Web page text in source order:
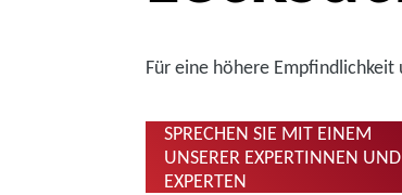
Für eine höhere Empfindlichkeit
SPRECHEN SIE MIT EINEM
UNSERER EXPERTINNEN UND
EXPERTEN